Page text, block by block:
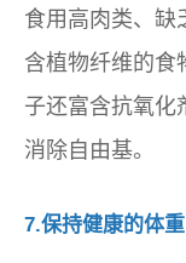
食用高肉类、缺
含植物纤维的食
子还富含抗氧化
消除自由基。
7.保持健康的体重